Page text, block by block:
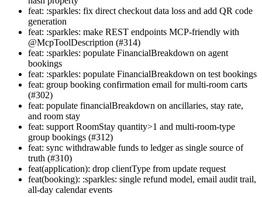
feat: :sparkles: fix direct checkout data loss and add QR code
generation
feat: :sparkles: make REST endpoints MCP-friendly with
@McpToolDescription (#314)
feat: :sparkles: populate FinancialBreakdown on agent
bookings
feat: :sparkles: populate FinancialBreakdown on test bookings
feat: group booking confirmation email for multi-room carts
(#302)
feat: populate financialBreakdown on ancillaries, stay rate,
and room stay
feat: support RoomStay quantity>1 and multi-room-type
group bookings (#312)
feat: sync withdrawable funds to ledger as single source of
truth (#310)
feat(application): drop clientType from update request
feat(booking): :sparkles: single refund model, email audit trail,
all-day calendar events